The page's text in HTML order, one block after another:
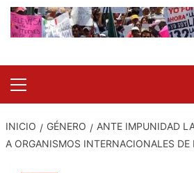
Menu
INICIO GÉNERO
ANTE IMPUNIDAD
A ORGANISMOS INTERNACIONALES DE